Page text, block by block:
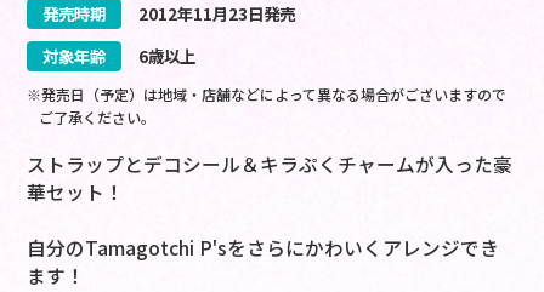
発売時期
2012年11月23日発売
対象年齢
6歳以上
※発売日（予定）は地域・店舗などによって異なる場合がございますので
ご了承ください。
ストラップとデコシール＆キラぷくチャームが入った豪
華セット！
自分のTamagotchi P'sをさらにかわいくアレンジでき
ます！